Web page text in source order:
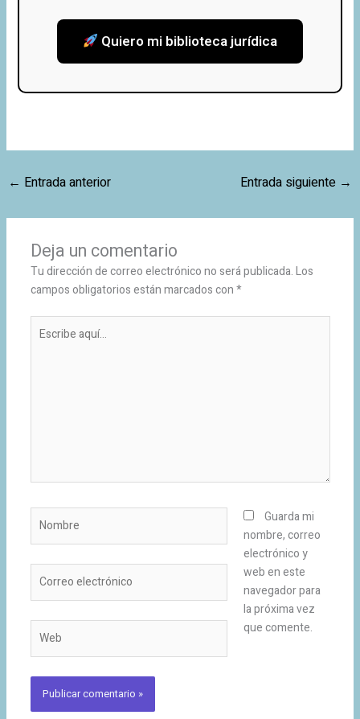
Quiero mi biblioteca jurídica
← Entrada anterior Entrada siguiente →
Deja un comentario
Tu dirección de correo electrónico no será publicada.Los
campos obligatorios están marcados con*
aquí...
electrónico
Guarda mi
nombre, correo
electrónico y
web en este
navegador para
la próxima vez
que comente.